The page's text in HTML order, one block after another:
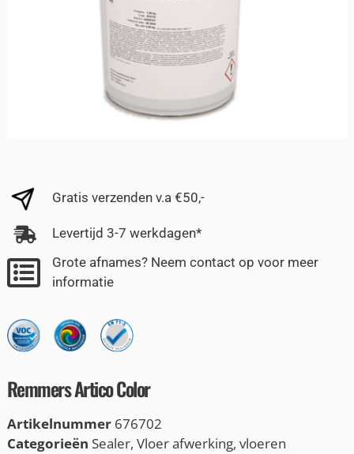
Gratis verzenden v.a €50,-
Levertijd 3-7 werkdagen*
Grote afnames? Neem contact op voor meer
informatie
Remmers Artico Color
Artikelnummer 676702
Categorieën Sealer, Vloer afwerking, vloeren